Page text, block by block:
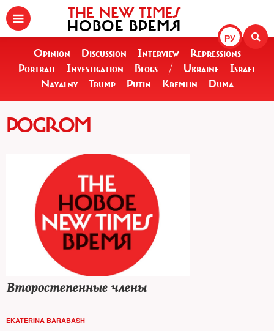
РУ
THE NEW TIMES
НОВОЕ ВРЕМЯ
Opinion Discussion Interview
Repressions
Portrait
Investigation Blogs / Ukraine
Israel
Navalny
Trump Putin Kremlin Duma
POGROM
Второстепенные члены
EKATERINA BARABASH